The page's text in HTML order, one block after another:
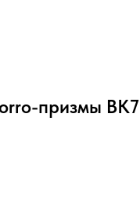
призмы BK7